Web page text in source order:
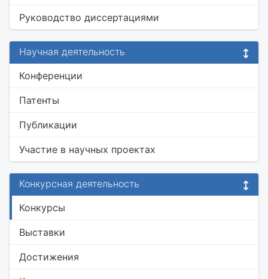
Руководство диссертациями
Научная деятельность
Конференции
Патенты
Публикации
Участие в научных проектах
Конкурсная деятельность
Конкурсы
Выставки
Достижения